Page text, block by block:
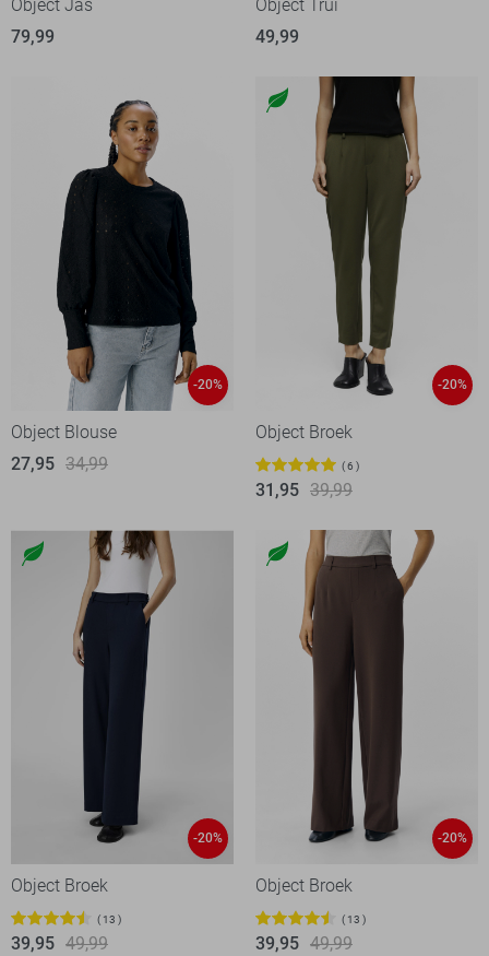
Object Jas
79,99
Object Trui
49,99
-20%
Object Blouse
27,95 34,99
-20%
Object Broek
6
31,95 39,99
-20%
Object Broek
13
39,95 49,99
-20%
Object Broek
13
39,95 49,99